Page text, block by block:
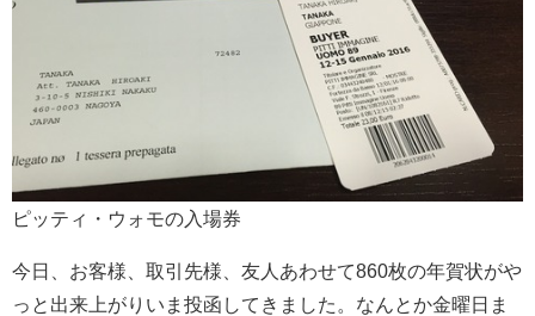
ピッティ・ウォモの入場券
今日、お客様、取引先様、友人あわせて860枚の年賀状がや
っと 出来上がりいま投函してきました。なんとか金曜日ま